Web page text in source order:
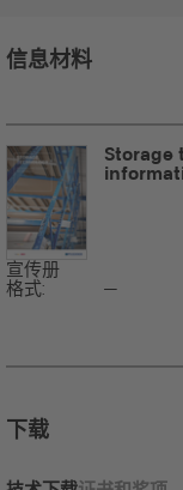
信息材料
Storage
宣传册
格式:
--
下载